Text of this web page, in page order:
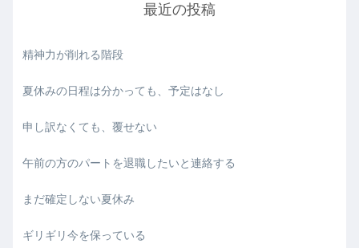
最近の投稿
精神力が削れる階段
夏休みの日程は分かっても、予定はなし
申し訳なくても、覆せない
午前の方のパートを退職したいと連絡する
まだ確定しない夏休み
ギリギリ今を保っている